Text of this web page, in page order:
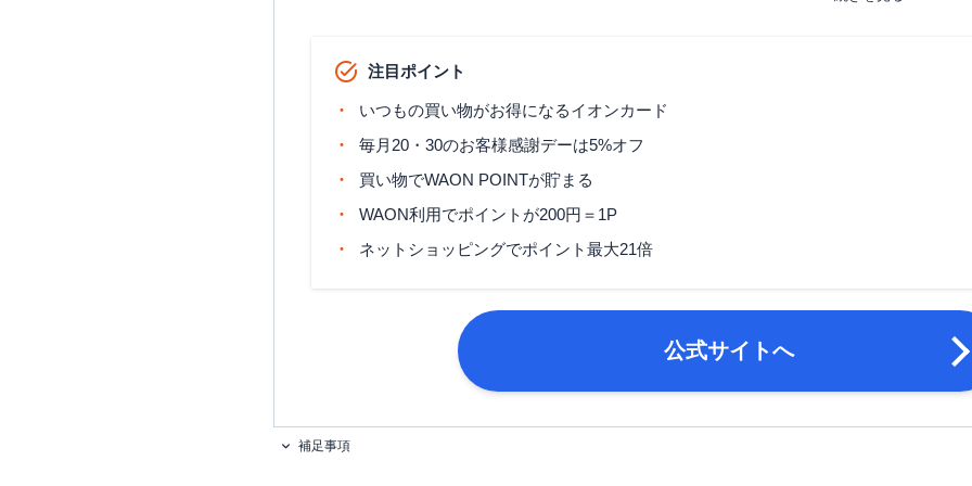
ETCカード年会費
ETCカード発行期間
マイル還元率（最大）
締め日：毎月10日・支払
年度の1月1日以降であれ
注目ポイント
いつもの買い物がお得になるイオンカード
毎月20・30のお客様感謝デーは5%オフ
買い物でWAON POINTが貯まる
WAON利用でポイントが200円＝1P
ネットショッピングでポイント最大21倍
公式サイトへ
補足事項